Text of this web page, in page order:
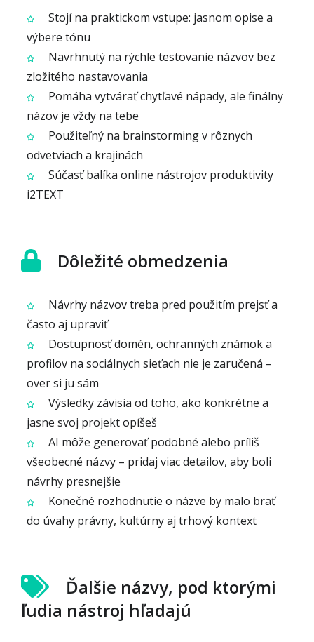
Stojí na praktickom vstupe: jasnom opise a
výbere tónu
Navrhnutý na rýchle testovanie názvov bez
zložitého nastavovania
Pomáha vytvárať chytľavé nápady, ale finálny
názov je vždy na tebe
Použiteľný na brainstorming v rôznych
odvetviach a krajinách
Súčasť balíka online nástrojov produktivity
i2TEXT
Dôležité obmedzenia
Návrhy názvov treba pred použitím prejsť a
často aj upraviť
Dostupnosť domén, ochranných známok a
profilov na sociálnych sieťach nie je zaručená –
over si ju sám
Výsledky závisia od toho, ako konkrétne a
jasne svoj projekt opíšeš
AI môže generovať podobné alebo príliš
všeobecné názvy – pridaj viac detailov, aby boli
návrhy presnejšie
Konečné rozhodnutie o názve by malo brať
do úvahy právny, kultúrny aj trhový kontext
Ďalšie názvy, pod ktorými
ľudia nástroj hľadajú